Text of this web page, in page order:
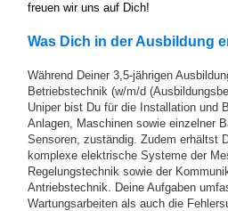
freuen wir uns auf Dich!
Was Dich in der Ausbildung
Während Deiner 3,5-jährigen
Betriebstechnik (w/m/d
Uniper bist Du für die Installation und
Anlagen, Maschinen sowie einzelner
Sensoren, zuständig. Zudem erhältst
komplexe elektrische Systeme der
Regelungstechnik sowie der
Antriebstechnik. Deine Aufgaben
Wartungsarbeiten als auch die